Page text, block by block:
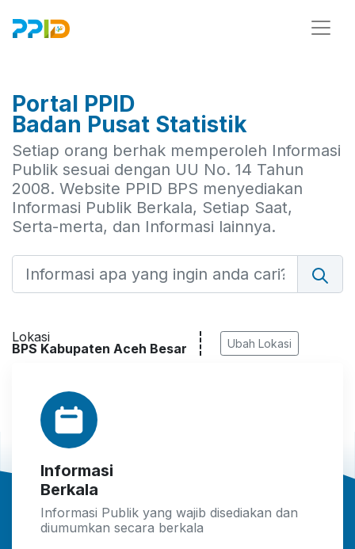
Portal PPID
Badan Pusat Statistik
Setiap orang berhak memperoleh Informasi
Publik sesuai dengan UU No. 14 Tahun
2008. Website PPID BPS menyediakan
Informasi Publik Berkala, Setiap Saat,
Serta-merta, dan Informasi lainnya.
Lokasi
BPS Kabupaten Aceh Besar Ubah Lokasi
Informasi
Berkala
Informasi Publik yang wajib disediakan dan
diumumkan secara berkala